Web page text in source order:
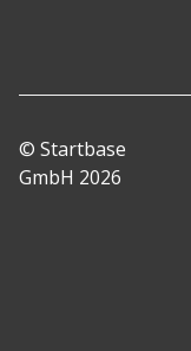
© Startbase
GmbH 2026